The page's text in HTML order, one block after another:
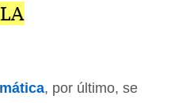
, por último, se